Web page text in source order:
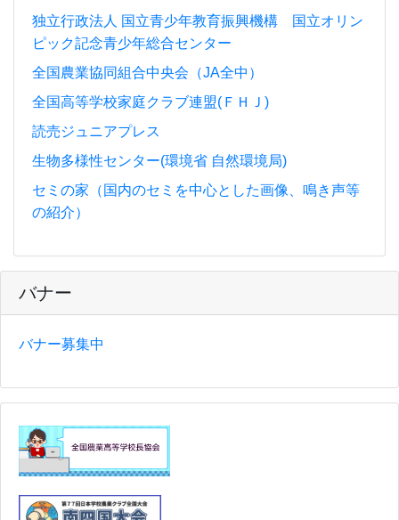
バナー
バナー募集中
独立行政法人 国立青少年教育振興機構 国立オリン
ピック記念青少年総合センター
全国農業協同組合中央会（JA全中）
全国高等学校家庭クラブ連盟(ＦＨＪ)
読売ジュニアプレス
生物多様性センター(環境省 自然環境局)
セミの家（国内のセミを中心とした画像、鳴き声等
の紹介）